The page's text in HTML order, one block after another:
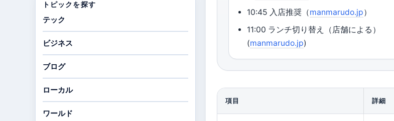
10:45 入店推奨（manmarudo.jp）
11:00 ランチ切り替え（店舗による）
(manmarudo.jp)
項目 詳細
トピックを探す
テック
ビジネス
ブログ
ローカル
ワールド